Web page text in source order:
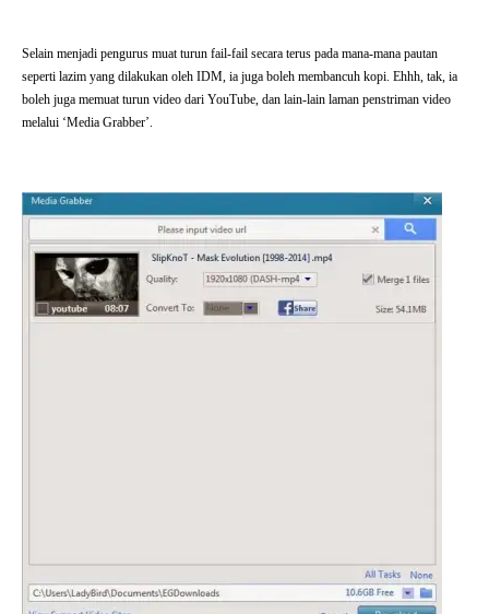
Selain menjadi pengurus muat turun fail-fail secara terus pada mana-mana pautan
seperti lazim yang dilakukan oleh IDM, ia juga boleh membancuh kopi. Ehhh, tak, ia
boleh juga memuat turun video dari YouTube, dan lain-lain laman penstriman video
melalui ‘Media Grabber’.